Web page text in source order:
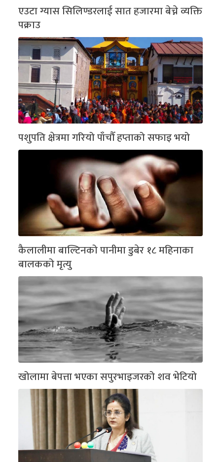
एउटा ग्यास सिलिण्डरलाई सात हजारमा बेच्ने व्यक्ति
पक्राउ
पशुपति क्षेत्रमा गरियो पाँचौँ हप्ताको सफाइ भयो
कैलालीमा बाल्टिनको पानीमा डुबेर १८ महिनाका
बालकको मृत्यु
खोलामा बेपत्ता भएका सपुरभाइजरको शव भेटियो